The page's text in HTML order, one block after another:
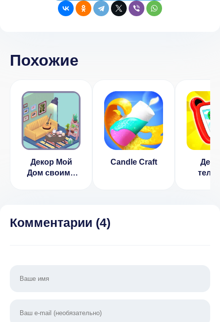
Похожие
Декор Мой
Дом своими
Candle Craft
Комментарии (4)